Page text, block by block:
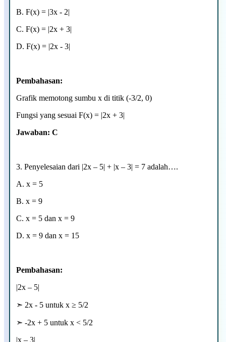
B. F(x) = |3x - 2|
C. F(x) = |2x + 3|
D. F(x) = |2x - 3|
Pembahasan:
Grafik memotong sumbu x di titik (-3/2, 0)
Fungsi yang sesuai F(x) = |2x + 3|
Jawaban: C
3. Penyelesaian dari |2x – 5| + |x – 3| = 7 adalah….
A. x = 5
B. x = 9
C. x = 5 dan x = 9
D. x = 9 dan x = 15
Pembahasan:
|2x – 5|
➣ 2x - 5 untuk x ≥ 5/2
➣ -2x + 5 untuk x < 5/2
|x – 3|